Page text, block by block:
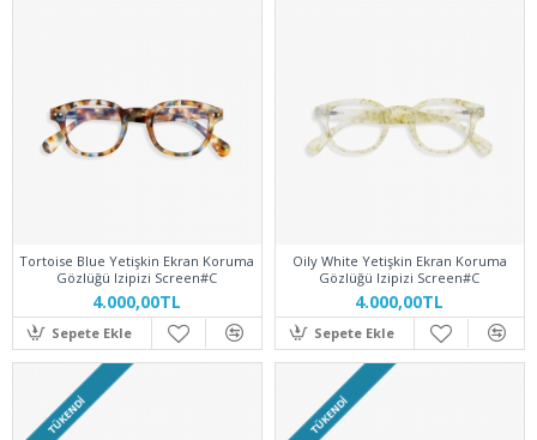
Tortoise Blue Yetişkin Ekran Koruma
Gözlüğü Izipizi Screen#C
4.000,00TL
Sepete Ekle
Oily White Yetişkin Ekran Koruma
Gözlüğü Izipizi Screen#C
4.000,00TL
Sepete Ekle
TÜKENDI TÜKENDI